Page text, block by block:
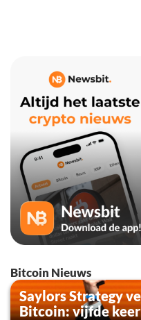
Bitcoin Nieuws
Saylors Strategy
Bitcoin: vijfde